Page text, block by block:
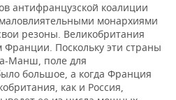
антифранцузской коалиции
монархиями
резоны. Великобритания
Поскольку эти страны
Манш, поле для
большое, а когда Франция
как и Россия,